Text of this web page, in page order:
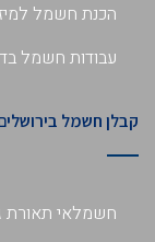
הכנת חשמל
עבודות חשמל
קבלן חשמל
חשמלאי תאורת